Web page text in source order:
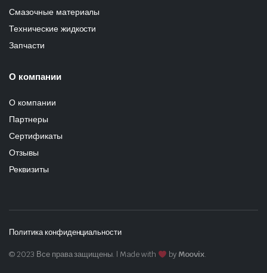
Смазочные материалы
Технические жидкости
Запчасти
О компании
О компании
Партнеры
Сертификаты
Отзывы
Реквизиты
Политика конфиденциальности
© 2023 Все права защищены. | Made with by Moovix.